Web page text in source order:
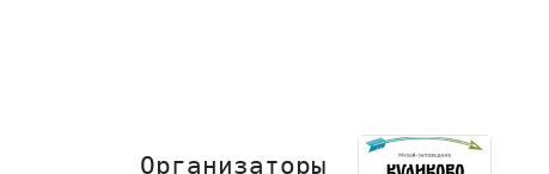
Организаторы